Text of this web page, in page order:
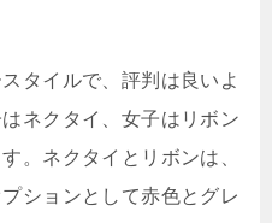
タイルで、評判は良いよ
ネクタイ、女子はリボン
。ネクタイとリボンは、
ションとして赤色とグレ